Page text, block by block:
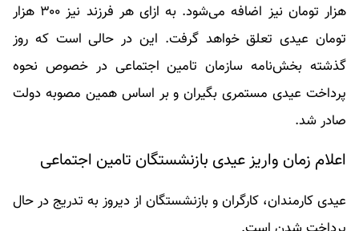
هزار تومان نیز اضافه می‌شود. به ازای هر فرزند نیز ۳۰۰ هزار
تومان عیدی تعلق خواهد گرفت. این در حالی است که روز
گذشته بخش‌نامه سازمان تامین اجتماعی در خصوص نحوه
پرداخت عیدی مستمری بگیران و بر اساس همین مصوبه دولت
صادر شد.
اعلام زمان واریز عیدی بازنشستگان تامین اجتماعی
عیدی کارمندان، کارگران و بازنشستگان از دیروز به تدریج در حال